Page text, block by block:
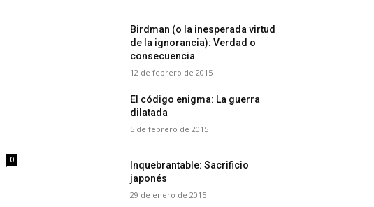
0
Birdman (o la inesperada virtud
de la ignorancia): Verdad o
consecuencia
12 de febrero de 2015
El código enigma: La guerra
dilatada
5 de febrero de 2015
Inquebrantable: Sacrificio
japonés
29 de enero de 2015